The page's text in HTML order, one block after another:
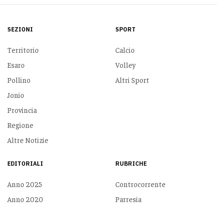
SEZIONI
Territorio
Esaro
Pollino
Jonio
Provincia
Regione
Altre Notizie
SPORT
Calcio
Volley
Altri Sport
EDITORIALI
Anno 2025
Anno 2020
RUBRICHE
Controcorrente
Parresia